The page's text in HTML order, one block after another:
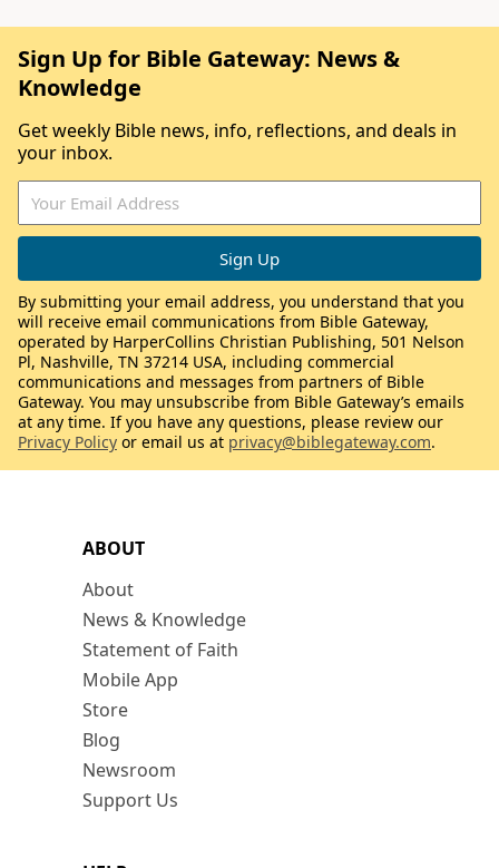
ABOUT
About
News & Knowledge
Statement of Faith
Mobile App
Store
Blog
Newsroom
Support Us
Sign Up for Bible Gateway: News &
Knowledge
Get weekly Bible news, info, reflections, and deals in
your inbox.
By submitting your email address, you understand that you
will receive email communications from Bible Gateway,
operated by HarperCollins Christian Publishing, 501 Nelson
Pl, Nashville, TN 37214 USA, including commercial
communications and messages from partners of Bible
Gateway. You may unsubscribe from Bible Gateway’s emails
at any time. If you have any questions, please review our
Privacy Policy or email us at privacy@biblegateway.com.